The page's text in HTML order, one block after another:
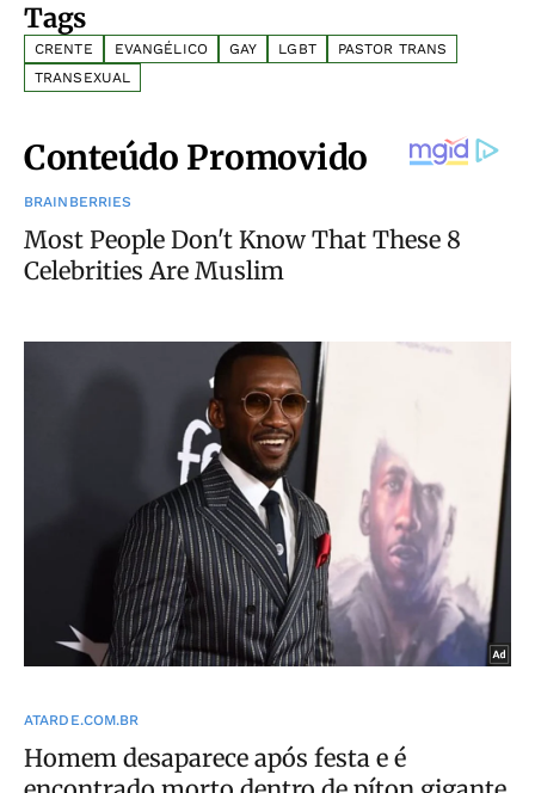
Tags
CRENTE EVANGÉLICO GAY LGBT
PASTOR TRANS
TRANSEXUAL